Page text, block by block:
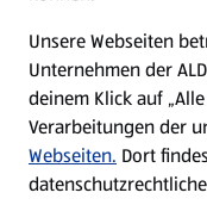
Nachhaltigkeit
Karriere
Unsere Webseiten
Unternehmen der
deinem Klick auf
Verarbeitungen der
Webseiten. Dort